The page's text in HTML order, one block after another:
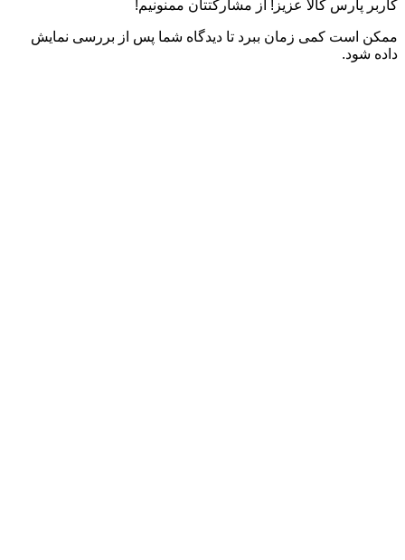
کاربر پارس کالا عزیز! از مشارکتتان ممنونیم!
ممکن است کمی زمان ببرد تا دیدگاه شما پس از بررسی نمایش
داده شود.